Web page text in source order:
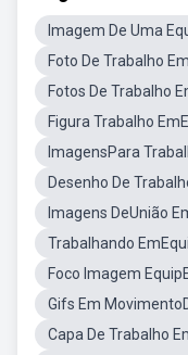
Imagem De Uma
Foto De Trabalho
Fotos De Trabalho
Figura Trabalho
ImagensPara
Desenho De
Imagens DeUnião
Trabalhando
Foco Imagem
Gifs Em
Capa De Trabalho